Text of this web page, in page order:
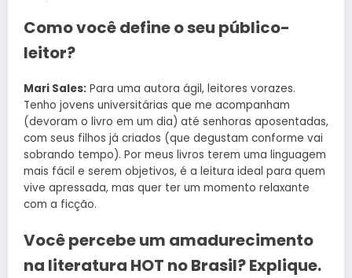
Como você define o seu público-
leitor?
Mari Sales: Para uma autora ágil, leitores vorazes.
Tenho jovens universitárias que me acompanham
(devoram o livro em um dia) até senhoras aposentadas,
com seus filhos já criados (que degustam conforme vai
sobrando tempo). Por meus livros terem uma linguagem
mais fácil e serem objetivos, é a leitura ideal para quem
vive apressada, mas quer ter um momento relaxante
com a ficção.
Você percebe um amadurecimento
na literatura HOT no Brasil? Explique.